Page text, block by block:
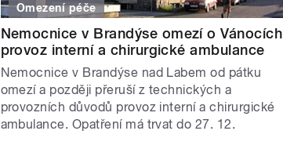
Omezení péče
Nemocnice v Brandýse omezí o Vánocích
provoz interní a chirurgické ambulance
Nemocnice v Brandýse nad Labem od pátku
omezí a později přeruší z technických a
provozních důvodů provoz interní a chirurgické
ambulance. Opatření má trvat do 27. 12.